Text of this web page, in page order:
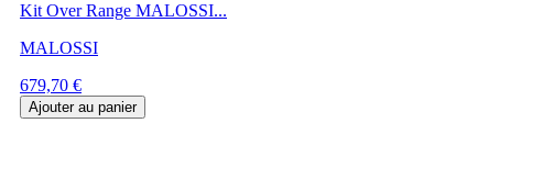
Kit Over Range MALOSSI...
MALOSSI
Prix
679,70 €
Ajouter au panier